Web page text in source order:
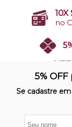
10X
no
5%
Se cadastre